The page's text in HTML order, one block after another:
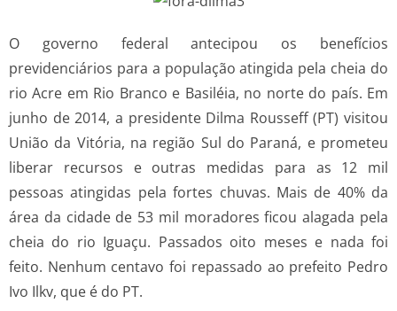
O governo federal antecipou os benefícios
previdenciários para a população atingida pela cheia do
rio Acre em Rio Branco e Basiléia, no norte do país. Em
junho de 2014, a presidente Dilma Rousseff (PT) visitou
União da Vitória, na região Sul do Paraná, e prometeu
liberar recursos e outras medidas para as 12 mil
pessoas atingidas pela fortes chuvas. Mais de 40% da
área da cidade de 53 mil moradores ficou alagada pela
cheia do rio Iguaçu. Passados oito meses e nada foi
feito. Nenhum centavo foi repassado ao prefeito Pedro
Ivo Ilkv, que é do PT.